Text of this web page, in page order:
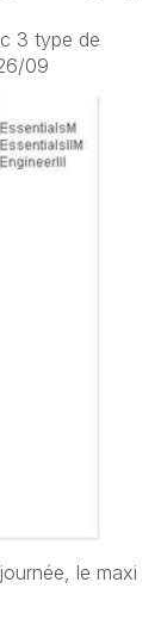
3 type de
09
le maxi